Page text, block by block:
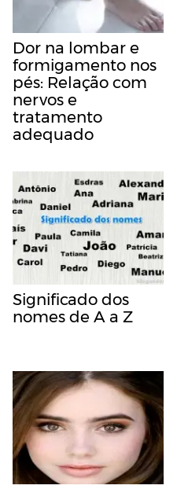
Dor na lombar e
formigamento nos
pés: Relação com
nervos e
tratamento
adequado
Significado dos
nomes de A a Z